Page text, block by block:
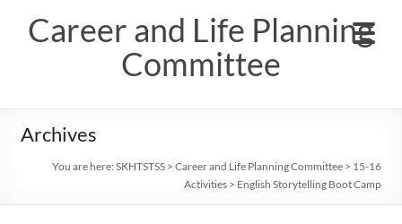
contentCareer and Life Planning
Committee
Archives
You are here:SKHTSTSS >Career and Life Planning Committee > 15-16
Activities > English Storytelling Boot Camp